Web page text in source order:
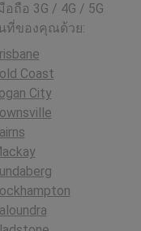
อถือ 3G / 4G / 5G
ที่ของคุณด้วย:
Coast
City